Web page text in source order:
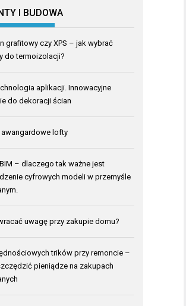
I BUDOWA
grafitowy czy XPS – jak wybrać
do termoizolacji?
aplikacji. Innowacyjne
do dekoracji ścian
lofty
– dlaczego tak ważne jest
cyfrowych modeli w przemyśle
uwagę przy zakupie domu?
trików przy remoncie –
pieniądze na zakupach